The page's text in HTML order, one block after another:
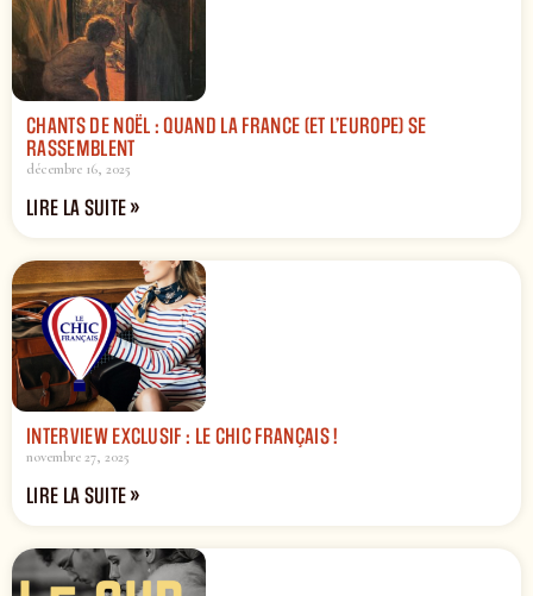
CHANTS DE NOËL : QUAND LA FRANCE (ET L’EUROPE) SE
RASSEMBLENT
décembre 16, 2025
LIRE LA SUITE »
INTERVIEW EXCLUSIF : LE CHIC FRANÇAIS !
novembre 27, 2025
LIRE LA SUITE »